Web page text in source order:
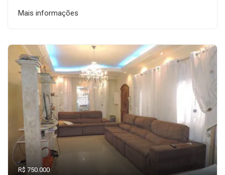
Mais informações
R$ 750.000